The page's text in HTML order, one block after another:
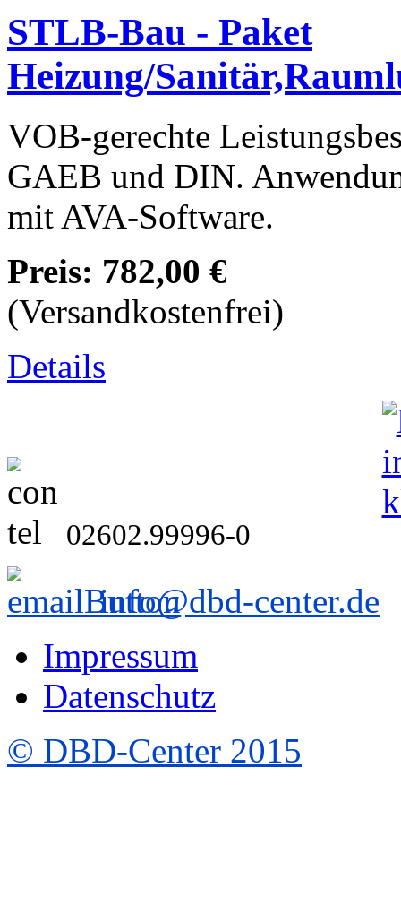
STLB-Bau - Paket
Heizung/
VOB-gerechte
GAEB und DIN.
mit AVA-Software.
Preis: 782,00 €
(Versandkostenfrei)
Details
02602.99996-0
info@dbd-center.de
Impressum
Datenschutz
© DBD-Center 2015